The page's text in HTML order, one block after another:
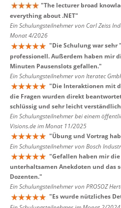
"The lecturer broad
everything about .NET"
Ein Schulungsteilnehmer von Carl Zeiss
Monat 4/2026
"Die Schulung war
professionell. Außerdem haben mir
Minuten Pausenslots gefallen."
Ein Schulungsteilnehmer von Iteratec
"Die Interaktionen mit
die Fragen wurden direkt
schlüssig und sehr leicht
Ein Schulungsteilnehmer bei einem
Visions.de im Monat 11/2025
"Übung und Vortrag
Ein Schulungsteilnehmer von Bosch
"Gefallen haben mir
unterhaltsamen Anekdoten und das
Dozenten."
Ein Schulungsteilnehmer von PROSOZ
"Es wurde nützliches